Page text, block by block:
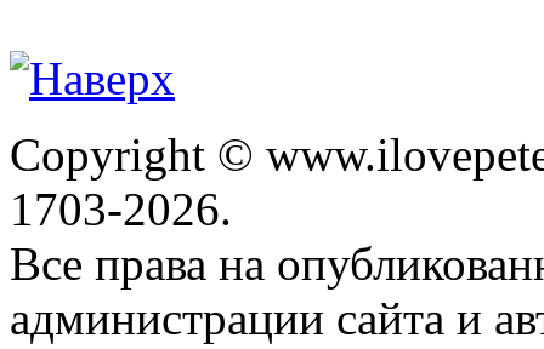
Copyright ©
1703-2026.
Все права на
администрации сайта и